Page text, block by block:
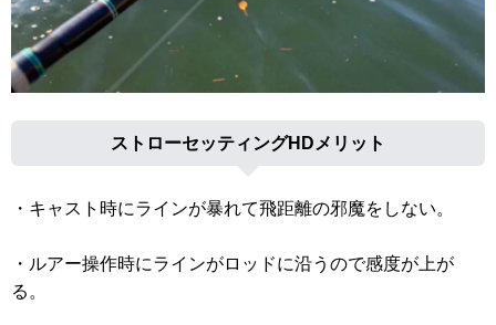
ストローセッティングHDメリット
・キャスト時にラインが暴れて飛距離の邪魔をしない。
・ルアー操作時にラインがロッドに沿うので感度が上が
る。